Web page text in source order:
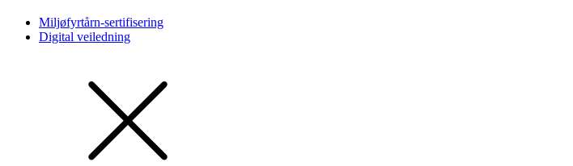
Miljøfyrtårn-sertifisering
Digital veiledning